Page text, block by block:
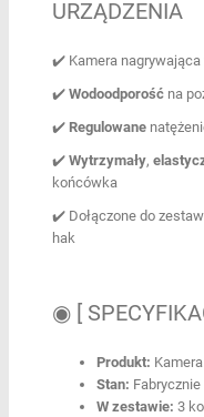
URZĄDZENIA
✔️ Kamera nagrywająca
✔️ Wodoodporość na
✔️ Regulowane
✔️ Wytrzymały,
końcówka
✔️ Dołączone do
hak
◉ [
Produkt:
Stan:
W zestawie: 3